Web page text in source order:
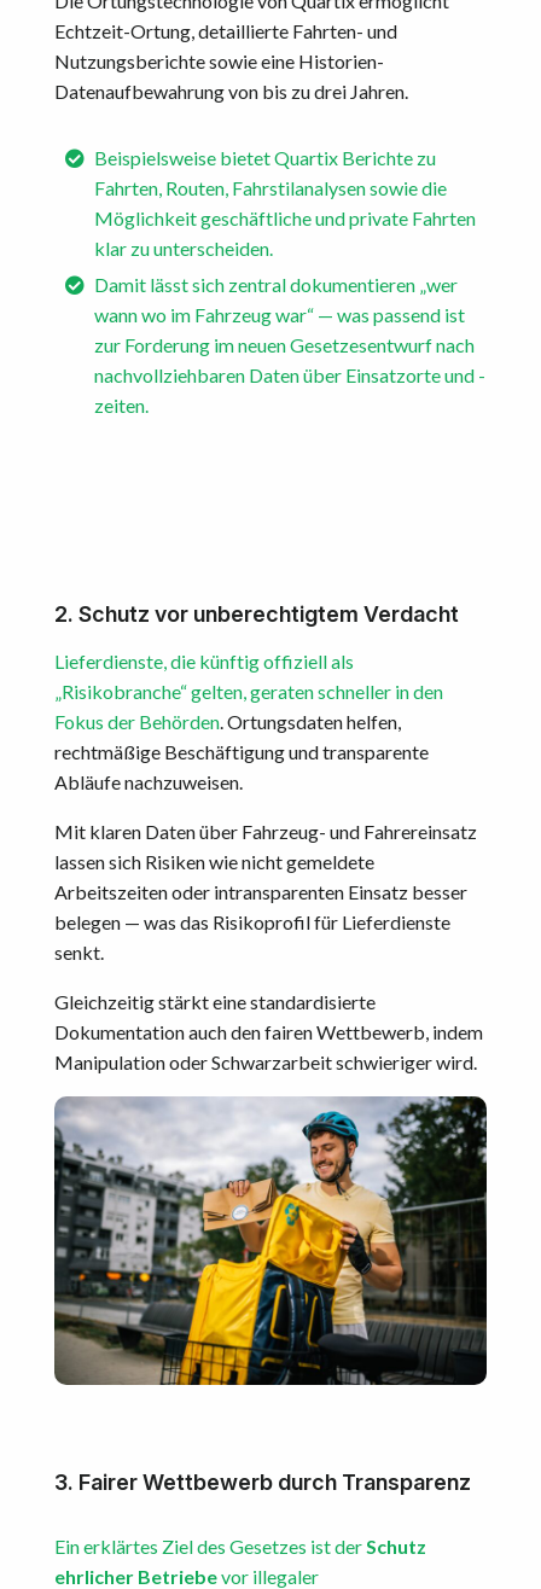
Echtzeit-Ortung, detaillierte Fahrten- und
Nutzungsberichte sowie eine Historien-
Datenaufbewahrung von bis zu drei Jahren.
Beispielsweise bietet Quartix Berichte zu
Fahrten, Routen, Fahrstilanalysen sowie die
Möglichkeit geschäftliche und private Fahrten
klar zu unterscheiden.
Damit lässt sich zentral dokumentieren „wer
wann wo im Fahrzeug war“ — was passend ist
zur Forderung im neuen Gesetzesentwurf nach
nachvollziehbaren Daten über Einsatzorte und -
zeiten.
2. Schutz vor unberechtigtem Verdacht
Lieferdienste, die künftig offiziell als
„Risikobranche“ gelten, geraten schneller in den
Fokus der Behörden. Ortungsdaten helfen,
rechtmäßige Beschäftigung und transparente
Abläufe nachzuweisen.
Mit klaren Daten über Fahrzeug- und Fahrereinsatz
lassen sich Risiken wie nicht gemeldete
Arbeitszeiten oder intransparenten Einsatz besser
belegen — was das Risikoprofil für Lieferdienste
senkt.
Gleichzeitig stärkt eine standardisierte
Dokumentation auch den fairen Wettbewerb, indem
Manipulation oder Schwarzarbeit schwieriger wird.
3. Fairer Wettbewerb durch Transparenz
Ein erklärtes Ziel des Gesetzes ist derSchutz
ehrlicher Betriebevor illegaler